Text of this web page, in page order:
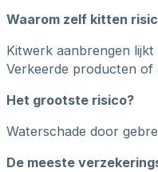
Waarom zelf kitten
Kitwerk aanbrengen
Verkeerde producten of
Het grootste risico?
Waterschade door
De meeste